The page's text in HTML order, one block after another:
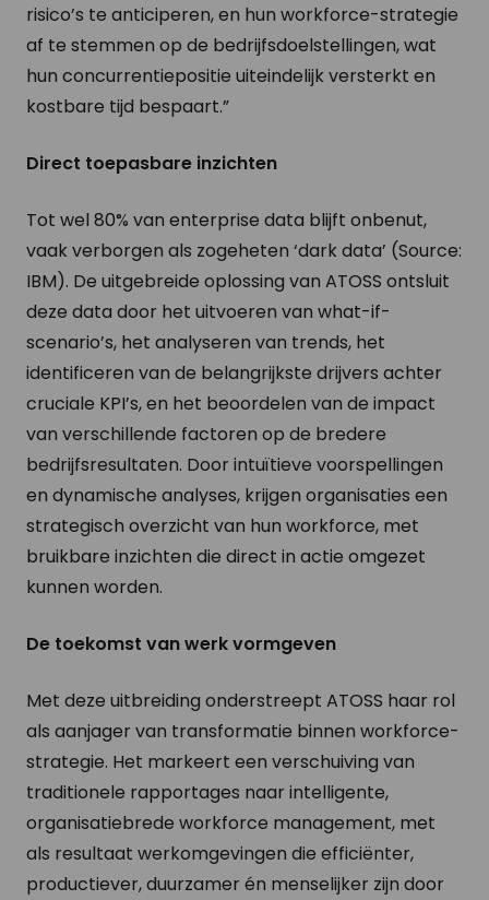
risico’s te anticiperen, en hun workforce-strategie
af te stemmen op de bedrijfsdoelstellingen, wat
hun concurrentiepositie uiteindelijk versterkt en
kostbare tijd bespaart.”
Direct toepasbare inzichten
Tot wel 80% van enterprise data blijft onbenut,
vaak verborgen als zogeheten ‘dark data’ (Source:
IBM). De uitgebreide oplossing van ATOSS ontsluit
deze data door het uitvoeren van what-if-
scenario’s, het analyseren van trends, het
identificeren van de belangrijkste drijvers achter
cruciale KPI’s, en het beoordelen van de impact
van verschillende factoren op de bredere
bedrijfsresultaten. Door intuïtieve voorspellingen
en dynamische analyses, krijgen organisaties een
strategisch overzicht van hun workforce, met
bruikbare inzichten die direct in actie omgezet
kunnen worden.
De toekomst van werk vormgeven
Met deze uitbreiding onderstreept ATOSS haar rol
als aanjager van transformatie binnen workforce-
strategie. Het markeert een verschuiving van
traditionele rapportages naar intelligente,
organisatiebrede workforce management, met
als resultaat werkomgevingen die efficiënter,
productiever, duurzamer én menselijker zijn door